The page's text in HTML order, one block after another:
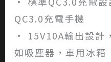
QC3.0充電手機
• 15V10A輸出設計
如吸塵器，車用冰箱